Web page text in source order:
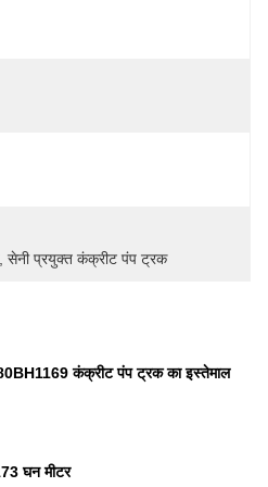
सेनी प्रयुक्त कंक्रीट पंप ट्रक
कंक्रीट पंप ट्रक का इस्तेमाल
घन मीटर